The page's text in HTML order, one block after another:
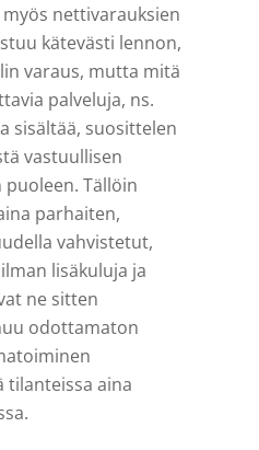
nettivarauksien
kätevästi lennon,
varaus, mutta mitä
palveluja, ns.
sisältää, suosittelen
vastuullisen
Tällöin
parhaiten,
vahvistetut,
lisäkuluja ja
ne sitten
odottamaton
tilanteissa aina